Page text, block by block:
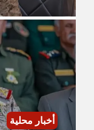
أخبار محلية